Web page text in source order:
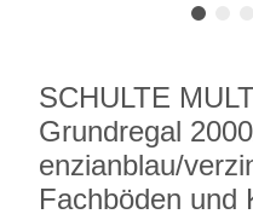
SCHULTE
Grundregal
enzianblau/
Fachböden und